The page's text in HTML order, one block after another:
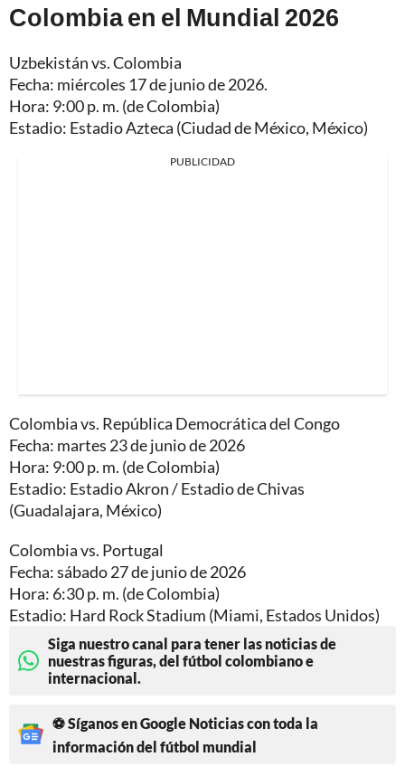
Colombia en el Mundial 2026
Uzbekistán vs. Colombia
Fecha: miércoles 17 de junio de 2026.
Hora: 9:00 p. m. (de Colombia)
Estadio: Estadio Azteca (Ciudad de México, México)
PUBLICIDAD
Colombia vs. República Democrática del Congo
Fecha: martes 23 de junio de 2026
Hora: 9:00 p. m. (de Colombia)
Estadio: Estadio Akron / Estadio de Chivas
(Guadalajara, México)
Colombia vs. Portugal
Fecha: sábado 27 de junio de 2026
Hora: 6:30 p. m. (de Colombia)
Estadio: Hard Rock Stadium (Miami, Estados Unidos)
Siga nuestro canal para tener las noticias de
nuestras figuras, del fútbol colombiano e
internacional.
⚽ Síganos en Google Noticias con toda la
información del fútbol mundial